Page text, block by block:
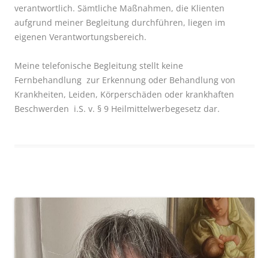
verantwortlich. Sämtliche Maßnahmen, die Klienten
aufgrund meiner Begleitung durchführen, liegen im
eigenen Verantwortungsbereich.
Meine telefonische Begleitung stellt keine
Fernbehandlung zur Erkennung oder Behandlung von
Krankheiten, Leiden, Körperschäden oder krankhaften
Beschwerden i.S. v. § 9 Heilmittelwerbegesetz dar.